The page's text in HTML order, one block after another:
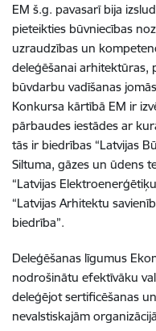
EM š.g. pavasarī bija
pieteikties būvniecības
uzraudzības un
deleģēšanai arhitektūras,
būvdarbu vadīšanas
Konkursa kārtībā EM ir
pārbaudes iestādes ar
tās ir biedrības “Latvijas
Siltuma, gāzes un ūdens
“Latvijas
“Latvijas Arhitektu
biedrība”.
Deleģēšanas līgumus
nodrošinātu efektīvāku
deleģējot sertificēšanas
nevalstiskajām